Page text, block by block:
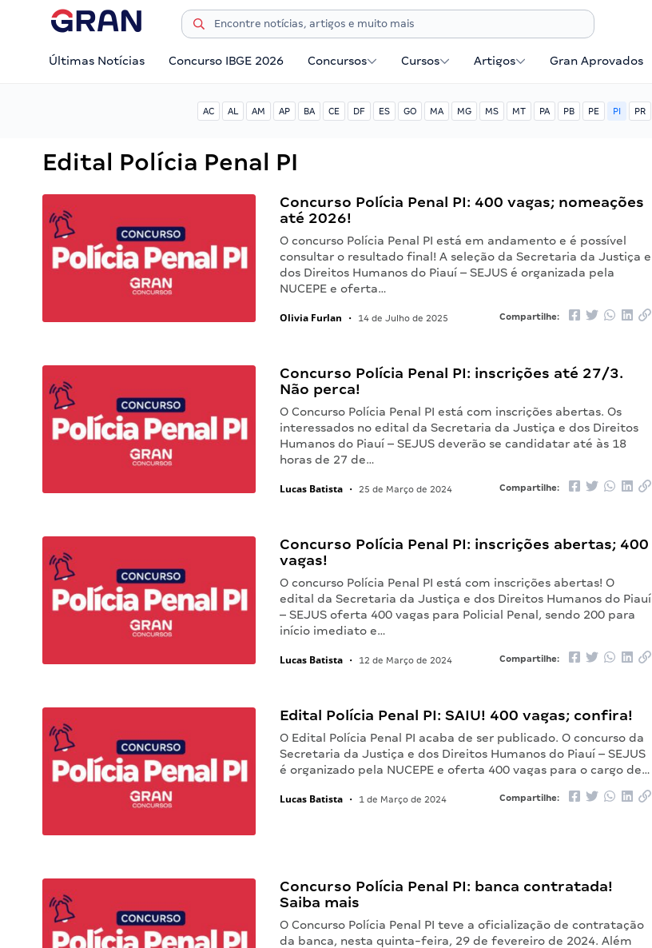
Últimas Notícias Concurso IBGE 2026 Concursos Cursos Artigos Gran Aprovados
AC AL AM AP BA CE DF ES GO MA MG MS MT PA PB PE PI PR
Edital Polícia Penal PI
Concurso Polícia Penal PI: 400 vagas; nomeações
até 2026!
O concurso Polícia Penal PI está em andamento e é possível
consultar o resultado final! A seleção da Secretaria da Justiça e
dos Direitos Humanos do Piauí – SEJUS é organizada pela
NUCEPE e oferta…
Olivia Furlan • 14 de Julho de 2025 Compartilhe:
Concurso Polícia Penal PI: inscrições até 27/3.
Não perca!
O Concurso Polícia Penal PI está com inscrições abertas. Os
interessados no edital da Secretaria da Justiça e dos Direitos
Humanos do Piauí – SEJUS deverão se candidatar até às 18
horas de 27 de…
Lucas Batista • 25 de Março de 2024 Compartilhe:
Concurso Polícia Penal PI: inscrições abertas; 400
vagas!
O concurso Polícia Penal PI está com inscrições abertas! O
edital da Secretaria da Justiça e dos Direitos Humanos do Piauí
– SEJUS oferta 400 vagas para Policial Penal, sendo 200 para
início imediato e…
Lucas Batista • 12 de Março de 2024 Compartilhe:
Edital Polícia Penal PI: SAIU! 400 vagas; confira!
O Edital Polícia Penal PI acaba de ser publicado. O concurso da
Secretaria da Justiça e dos Direitos Humanos do Piauí – SEJUS
é organizado pela NUCEPE e oferta 400 vagas para o cargo de…
Lucas Batista • 1 de Março de 2024 Compartilhe:
Concurso Polícia Penal PI: banca contratada!
Saiba mais
O Concurso Polícia Penal PI teve a oficialização de contratação
da banca, nesta quinta-feira, 29 de fevereiro de 2024. Além